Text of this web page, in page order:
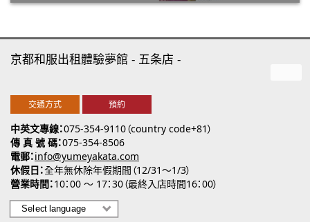
中英文專線 075-354-9110（country code+81）
傳 真 號 碼 075-354-8506
電郵 info@yumeyakata.com
休假日 全年無休除年假期間（12/31～1/3）
營業時間 10：00 ～ 17：30（最終入店時間16：00）
京都和服出租體驗夢館 五条店
交通方式 預約